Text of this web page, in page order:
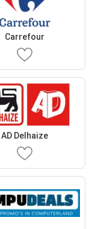
Carrefour
AD Delhaize